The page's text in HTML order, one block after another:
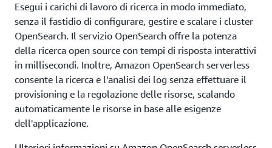
Esegui i carichi di lavoro di ricerca in modo immediato,
senza il fastidio di configurare, gestire e scalare i cluster
OpenSearch. Il servizio OpenSearch offre la potenza
della ricerca open source con tempi di risposta interattivi
in millisecondi. Inoltre, Amazon OpenSearch serverless
consente la ricerca e l'analisi dei log senza effettuare il
provisioning e la regolazione delle risorse, scalando
automaticamente le risorse in base alle esigenze
dell'applicazione.